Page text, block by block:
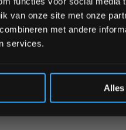
van onze site met onze
met andere
services.
Alles